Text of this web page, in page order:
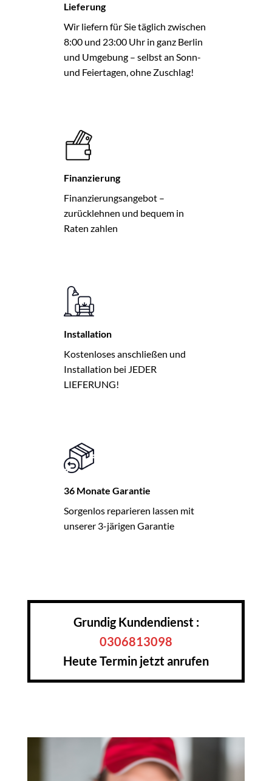
Lieferung
Wir liefern für Sie täglich zwischen
8:00 und 23:00 Uhr in ganz Berlin
und Umgebung – selbst an Sonn-
und Feiertagen, ohne Zuschlag!
Finanzierung
Finanzierungsangebot –
zurücklehnen und bequem in
Raten zahlen
Installation
Kostenloses anschließen und
Installation bei JEDER
LIEFERUNG!
36 Monate Garantie
Sorgenlos reparieren lassen mit
unserer 3-järigen Garantie
Grundig Kundendienst :
0306813098
Heute Termin jetzt anrufen